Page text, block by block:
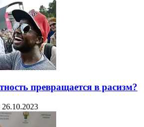
превращается в расизм?
26.10.2023